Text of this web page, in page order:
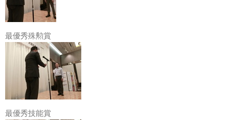
最優秀殊勲賞
最優秀技能賞